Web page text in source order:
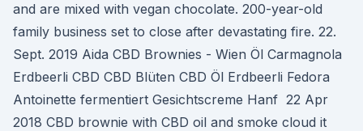
and are mixed with vegan chocolate. 200-year-old
family business set to close after devastating fire. 22.
Sept. 2019 Aida CBD Brownies - Wien Öl Carmagnola
Erdbeerli CBD CBD Blüten CBD Öl Erdbeerli Fedora
Antoinette fermentiert Gesichtscreme Hanf 22 Apr
2018 CBD brownie with CBD oil and smoke cloud it